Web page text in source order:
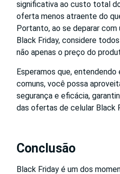
significativa ao custo total
oferta menos atraente do
Portanto, ao se deparar
Black Friday, considere
não apenas o preço do
Esperamos que,
comuns, você possa
segurança e eficácia,
das ofertas de celular Black
Conclusão
Black Friday é um dos